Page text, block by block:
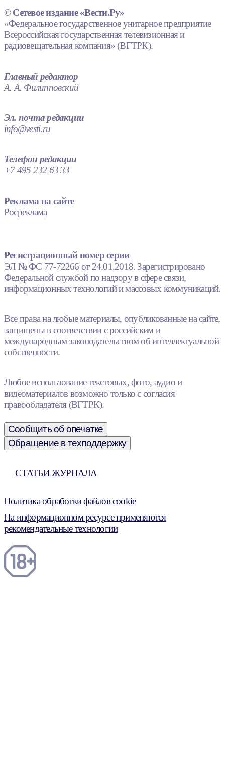
© Сетевое издание «Вести.Ру»
«Федеральное государственное унитарное предприятие
Всероссийская государственная телевизионная и
радиовещательная компания» (ВГТРК).
Главный редактор
А. А. Филипповский
Эл. почта редакции
info@vesti.ru
Телефон редакции
+7 495 232 63 33
Реклама на сайте
Росреклама
Регистрационный номер серии
ЭЛ № ФС 77-72266 от 24.01.2018. Зарегистрировано
Федеральной службой по надзору в сфере связи,
информационных технологий и массовых коммуникаций.
Все права на любые материалы, опубликованные на сайте,
защищены в соответствии с российским и
международным законодательством об интеллектуальной
собственности.
Любое использование текстовых, фото, аудио и
видеоматериалов возможно только с согласия
правообладателя (ВГТРК).
Сообщить об опечатке
Обращение в техподдержку
СТАТЬИ ЖУРНАЛА
Политика обработки файлов cookie
На информационном ресурсе применяются
рекомендательные технологии